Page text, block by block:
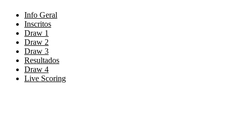
Info Geral
Inscritos
Draw 1
Draw 2
Draw 3
Resultados
Draw 4
Live Scoring